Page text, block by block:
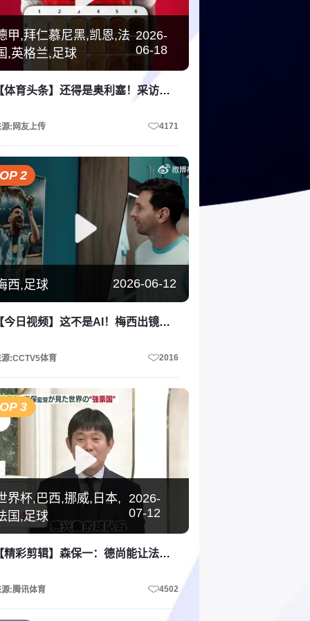
甲,拜仁慕尼黑,凯恩,法
,英格兰,足球
2026-
06-18
【体育头条】还得是奥利塞！采访拜仁球员：面包喜欢吃几分熟的？
源:网友上传 4171
2
西,足球 2026-06-12
【今日视频】这不是AI！梅西出镜蒙牛广告用中文回应：不慌，姆巴佩都懵了
源:CCTV5体育 2016
3
界杯,巴西,挪威,日本,
国,足球
2026-
07-12
【精彩剪辑】森保一：德尚能让法国团结一心，黑马挪威有很多世界级球员！
源:腾讯体育 4502